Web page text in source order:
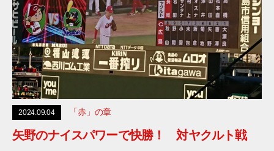
2024.09.04 「赤」の章
矢野のナイスパワーで快勝！ 対ヤクルト戦